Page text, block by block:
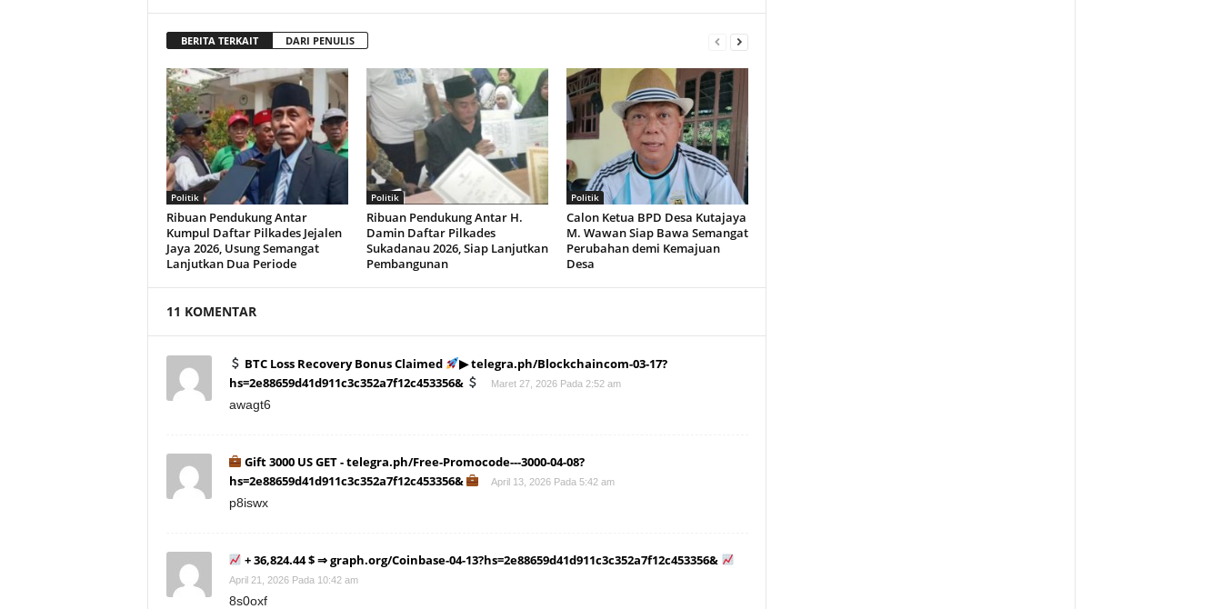
BERITA TERKAIT DARI PENULIS
Politik
Ribuan Pendukung Antar
Kumpul Daftar Pilkades Jejalen
Jaya 2026, Usung Semangat
Lanjutkan Dua Periode
Politik
Ribuan Pendukung Antar H.
Damin Daftar Pilkades
Sukadanau 2026, Siap Lanjutkan
Pembangunan
Politik
Calon Ketua BPD Desa Kutajaya
M. Wawan Siap Bawa Semangat
Perubahan demi Kemajuan
Desa
11 KOMENTAR
BTC Loss Recovery Bonus Claimed
▶ telegra.ph/Blockchaincom-03-17?
hs=2e88659d41d911c3c352a7f12c453356&
Maret 27, 2026 Pada 2:52 am
awagt6
Gift 3000 US GET - telegra.ph/Free-Promocode---3000-04-08?
hs=2e88659d41d911c3c352a7f12c453356&
April 13, 2026 Pada 5:42 am
p8iswx
+ 36,824.44 $ ⇒ graph.org/Coinbase-04-13?hs=2e88659d41d911c3c352a7f12c453356&
April 21, 2026 Pada 10:42 am
8s0oxf